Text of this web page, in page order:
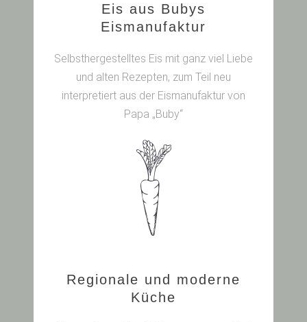
Eis aus Bubys
Eismanufaktur
Selbsthergestelltes Eis mit ganz viel Liebe
und alten Rezepten, zum Teil neu
interpretiert aus der Eismanufaktur von
Papa „Buby“
Regionale und moderne
Küche